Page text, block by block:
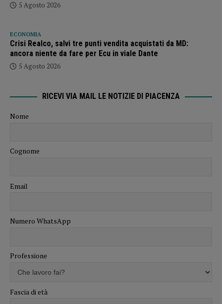
5 Agosto 2026
ECONOMIA
Crisi Realco, salvi tre punti vendita acquistati da MD:
ancora niente da fare per Ecu in viale Dante
5 Agosto 2026
RICEVI VIA MAIL LE NOTIZIE DI PIACENZA
Nome
Cognome
Email
Numero WhatsApp
Professione
Fascia di età